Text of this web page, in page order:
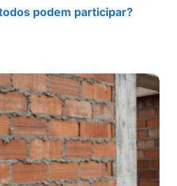
podem participar?